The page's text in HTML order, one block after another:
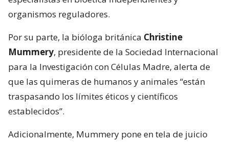
organismos reguladores.
Por su parte, la bióloga británica Christine
Mummery, presidente de la Sociedad Internacional
para la Investigación con Células Madre, alerta de
que las quimeras de humanos y animales “están
traspasando los límites éticos y científicos
establecidos”.
Adicionalmente, Mummery pone en tela de juicio